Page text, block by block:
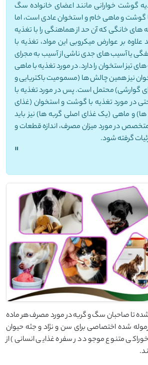
گوشت خوارانی مانند اعضای خانواده سگ
گوشت و ماهی خام و استخوان عادی است، اما
خانگی که آن حد از هماهنگی را با تغذیه
بر عوارض میکروبی این مواد، تغذیه با
یا آسیب های جدی ناشی از آسیب به مجرای
تیز استخوان را دارد. در مورد تغذیه با ماهی
نیز همین چالش ها (مسمومیت باکتریایی و
گوارشی) محتمل است. پس در مورد تغذیه با
در مورد تغذیه با گوشت و استخوان (غذای
و ماهی (یک غذای اصلی گربه ها) نیز باید
در مورد میزان مصرف، اندازه قطعات و
گرفته شود.
"
3- توصیه شده تا صاحبان سگ و گربه در مورد مصرف هر ماده
شده اختصاصی برای سن و نژاد و جثه حیوان
متنوع موجود در سفره غذایی انسانی) از